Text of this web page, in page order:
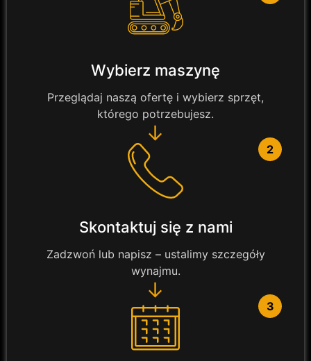
Wybierz maszynę
Przeglądaj naszą ofertę i wybierz sprzęt,
którego potrzebujesz.
→
2
Skontaktuj się z nami
Zadzwoń lub napisz – ustalimy szczegóły
wynajmu.
→
3